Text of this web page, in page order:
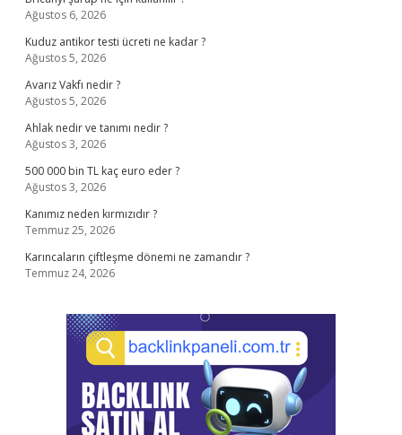
Ağustos 6, 2026
Kuduz antikor testi ücreti ne kadar ?
Ağustos 5, 2026
Avarız Vakfı nedir ?
Ağustos 5, 2026
Ahlak nedir ve tanımı nedir ?
Ağustos 3, 2026
500 000 bin TL kaç euro eder ?
Ağustos 3, 2026
Kanımız neden kırmızıdır ?
Temmuz 25, 2026
Karıncaların çiftleşme dönemi ne zamandır ?
Temmuz 24, 2026